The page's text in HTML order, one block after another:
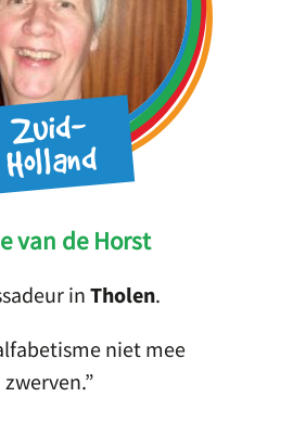
Zuid-
Holland
van de Horst
in Tholen.
niet mee
zwerven.